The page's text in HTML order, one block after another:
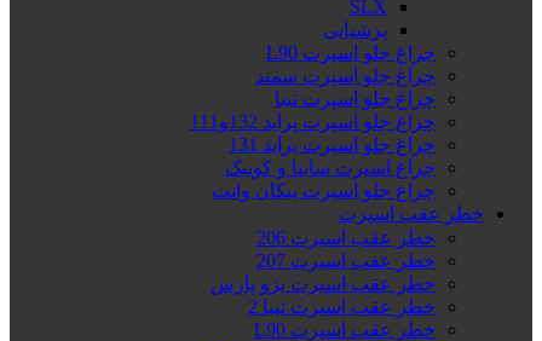
SLX
پرشیایی
چراغ جلو اسپرت L90
چراغ جلو اسپرت سمند
چراغ جلو اسپرت تیبا
چراغ جلو اسپرت پراید 132و111
چراغ جلو اسپرت پراید 131
چراغ اسپرت ساینا و کوییک
چراغ جلو اسپرت پیکان وانت
خطر عقب اسپرت
خطر عقب اسپرت 206
خطر عقب اسپرت 207
خطر عقب اسپرت پژو پارس
خطر عقب اسپرت تیبا 2
خطر عقب اسپرت L90